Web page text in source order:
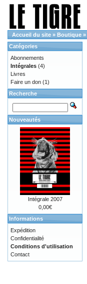
Accueil du site » Boutique »
Catégories
Abonnements
Intégrales (4)
Livres
Faire un don (1)
Recherche
Nouveautés
Intégrale 2007
0,00€
Informations
Expédition
Confidentialité
Conditions d'utilisation
Contact